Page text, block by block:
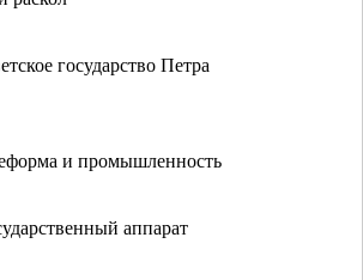
государство Петра
и промышленность
аппарат